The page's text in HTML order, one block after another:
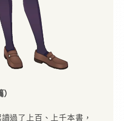
讀過了上百、上千本書，